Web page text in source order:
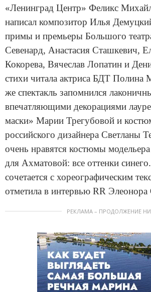
«Ленинград Центр» Феликс
написал композитор Илья
примы и премьеры Большого
Севенард, Анастасия Сташкевич,
Кокорева, Вячеслав Лопатин и
стихи читала актриса БДТ Полина
же спектакль запомнился
впечатляющими декорациями
маски» Марии Трегубовой и
российского дизайнера Светланы
очень нравятся костюмы
для Ахматовой: все оттенки
сочетается с хореографическим
отметила в интервью RR Элеонора
РЕКЛАМА – ПРОДОЛЖЕНИЕ